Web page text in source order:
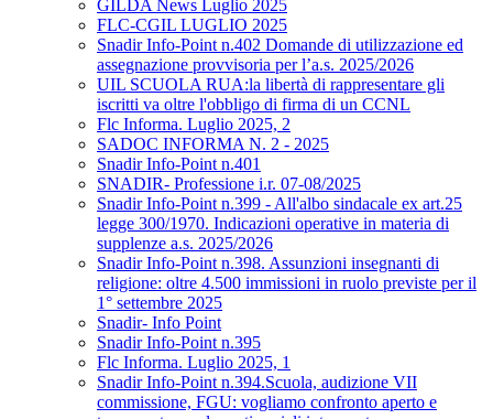
GILDA News Luglio 2025
FLC-CGIL LUGLIO 2025
Snadir Info-Point n.402 Domande di utilizzazione ed
assegnazione provvisoria per l’a.s. 2025/2026
UIL SCUOLA RUA:la libertà di rappresentare gli
iscritti va oltre l'obbligo di firma di un CCNL
Flc Informa. Luglio 2025, 2
SADOC INFORMA N. 2 - 2025
Snadir Info-Point n.401
SNADIR- Professione i.r. 07-08/2025
Snadir Info-Point n.399 - All'albo sindacale ex art.25
legge 300/1970. Indicazioni operative in materia di
supplenze a.s. 2025/2026
Snadir Info-Point n.398. Assunzioni insegnanti di
religione: oltre 4.500 immissioni in ruolo previste per il
1° settembre 2025
Snadir- Info Point
Snadir Info-Point n.395
Flc Informa. Luglio 2025, 1
Snadir Info-Point n.394.Scuola, audizione VII
commissione, FGU: vogliamo confronto aperto e